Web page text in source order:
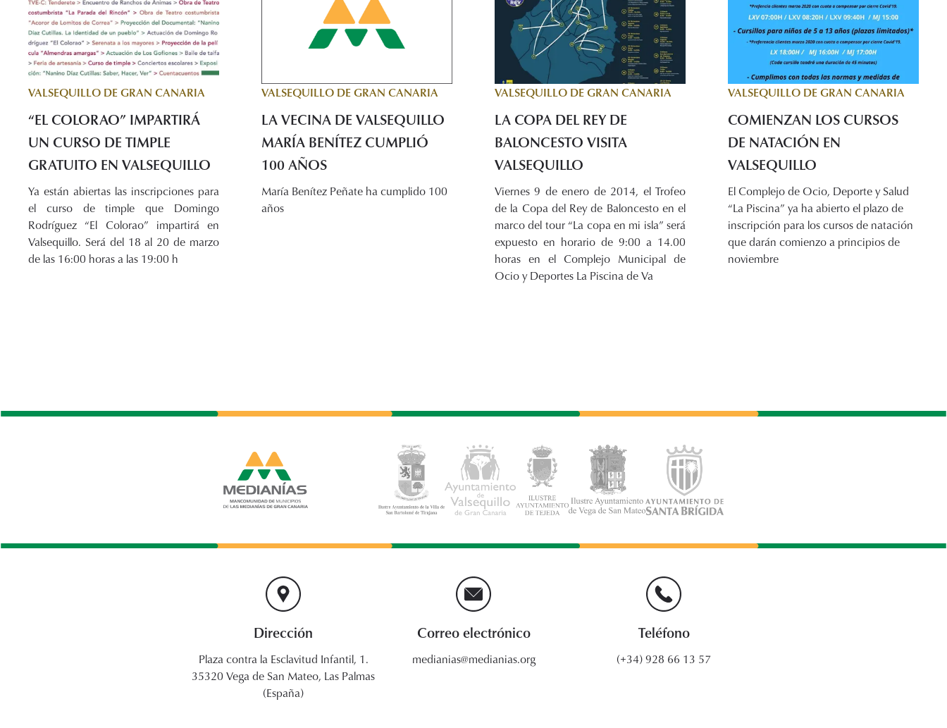
VALSEQUILLO DE GRAN CANARIA
“EL COLORAO” IMPARTIRÁ
UN CURSO DE TIMPLE
GRATUITO EN VALSEQUILLO
Ya están abiertas las inscripciones para
el curso de timple que Domingo
Rodríguez “El Colorao” impartirá en
Valsequillo. Será del 18 al 20 de marzo
de las 16:00 horas a las 19:00 h
VALSEQUILLO DE GRAN CANARIA
LA VECINA DE VALSEQUILLO
MARÍA BENÍTEZ CUMPLIÓ
100 AÑOS
María Benítez Peñate ha cumplido 100
años
VALSEQUILLO DE GRAN CANARIA
LA COPA DEL REY DE
BALONCESTO VISITA
VALSEQUILLO
Viernes 9 de enero de 2014, el Trofeo
de la Copa del Rey de Baloncesto en el
marco del tour “La copa en mi isla” será
expuesto en horario de 9:00 a 14.00
horas en el Complejo Municipal de
Ocio y Deportes La Piscina de Va
VALSEQUILLO DE GRAN CANARIA
COMIENZAN LOS CURSOS
DE NATACIÓN EN
VALSEQUILLO
El Complejo de Ocio, Deporte y Salud
“La Piscina” ya ha abierto el plazo de
inscripción para los cursos de natación
que darán comienzo a principios de
noviembre
Dirección
Plaza contra la Esclavitud Infantil, 1.
35320 Vega de San Mateo, Las Palmas
(España)
Correo electrónico
medianias@medianias.org
Teléfono
(+34) 928 66 13 57